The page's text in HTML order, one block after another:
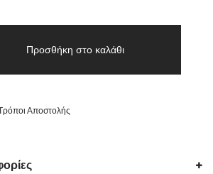
Προσθήκη στο καλάθι
Αποστολής